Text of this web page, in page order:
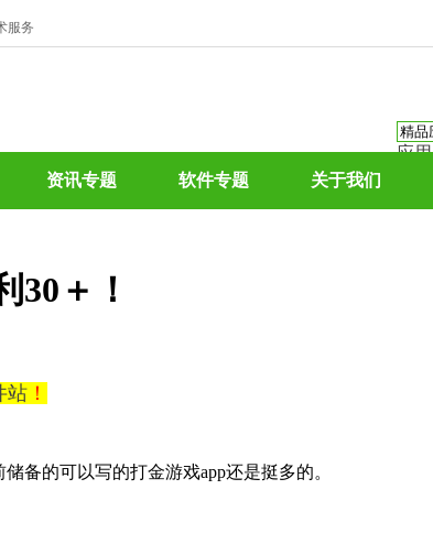
服务
应用
资讯专题 软件专题 关于我们
＋！
站 ！
备的可以写的打金游戏app还是挺多的。